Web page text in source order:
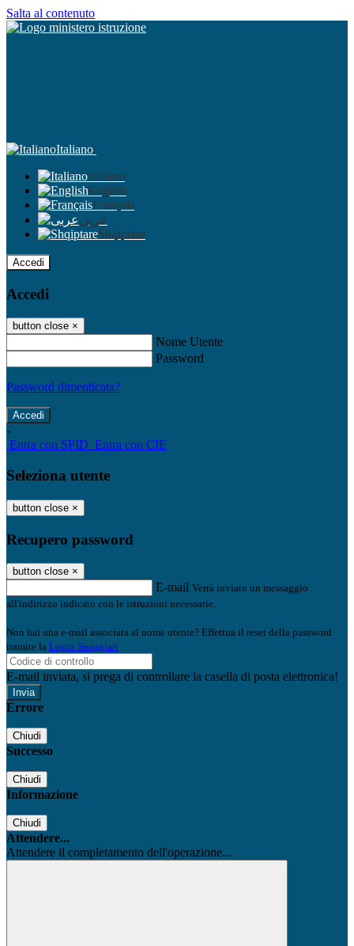
Salta al contenuto
Italiano
Italiano
English
Français
عربى
Shqiptare
Accedi
Accedi
button close ×
Nome Utente
Password
Password dimenticata?
-
Entra con SPID Entra con CIE
Seleziona utente
button close ×
Recupero password
button close ×
E-mail Verrà inviato un messaggio
all'indirizzo indicato con le istruzioni necessarie.
Non hai una e-mail associata al nome utente? Effettua il reset della password
tramite la Login Spaggiari
E-mail inviata, si prega di controllare la casella di posta elettronica!
Errore
Chiudi
Successo
Chiudi
Informazione
Chiudi
Attendere...
Attendere il completamento dell'operazione...